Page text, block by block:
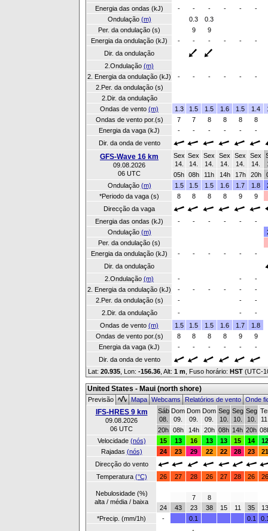
Energia das ondas (kJ)
- - - - -
-
Ondulação (m) 0.3
0.3
Per. da ondulação (s)
9
9
Energia da ondulação (kJ)
- - - - -
-
Dir. da ondulação
2.Ondulação (m)
2. Energia da ondulação (kJ)
- - - - -
-
2.Per. da ondulação (s)
2.Dir. da ondulação
Ondas de vento (m) 1.3 1.5 1.5 1.6 1.5 1.4
Ondas de vento por.(s)
7 7 8 8 8
8
Energia da vaga (kJ)
- - - - -
-
Dir. da onda de vento
GFS-Wave 16 km
09.08.2026
06 UTC
Sex
14.
Sex
14.
Sex
14.
Sex
14.
Sex
14.
Sex
14.
05h 08h 11h 14h 17h 20h
Ondulação (m) 1.5 1.5 1.5 1.6 1.7 1.8
*Periodo da vaga (s)
8 8 8 8 9 9
Direcção da vaga
Energia das ondas (kJ)
- - - - -
-
Ondulação (m)
Per. da ondulação (s)
Energia da ondulação (kJ)
- - - - -
-
Dir. da ondulação
2.Ondulação (m) - -
-
2. Energia da ondulação (kJ)
- - - - -
-
2.Per. da ondulação (s)
- -
-
2.Dir. da ondulação
- -
-
Ondas de vento (m) 1.5 1.5 1.5 1.6 1.7
1.8
Ondas de vento por.(s)
8 8 8 8 9
9
Energia da vaga (kJ)
- - - - -
-
Dir. da onda de vento
Lat: 20.935 , Lon: -156.36 Alt: 1 m , Fuso horário: HST (UTC-
United States - Maui (north shore)
Previsão MapaWebcamsRelatórios de ventoOnde
IFS-HRES 9 km
09.08.2026
06 UTC
Sáb
08.
Dom
09.
Dom
09.
Dom
09.
Seg
10.
Seg
10.
Seg
10.
20h 08h 14h 20h 08h 14h 20h
Velocidade (nós) 15 13 16 13 13 15 14
12
Rajadas (nós) 24 23 29 22 22 28 23
21
Direcção do vento
Temperatura (°C) 26 27 28 26 27 28 26 26
Nebulosidade (%)
alta / média / baixa
24
43
7
23
8
38
15 11 35
13
*Precip. (mm/1h)
- 0.1 0.1